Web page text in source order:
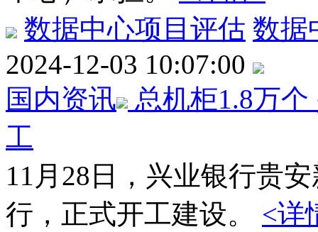
数据中心项目评估 数据
2024-12-03 10:07:00
国内资讯
总机柜1.8万
工
11月28日，兴业银行贵
行，正式开工建设。
<详